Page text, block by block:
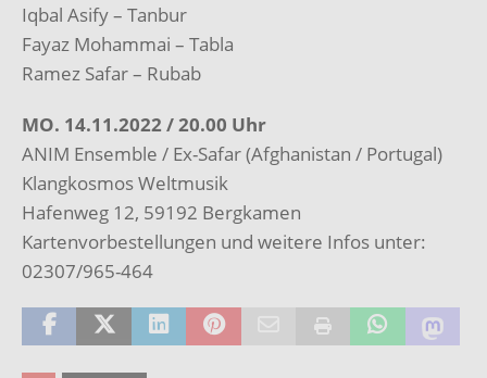
Iqbal Asify – Tanbur
Fayaz Mohammai – Tabla
Ramez Safar – Rubab
MO. 14.11.2022 / 20.00 Uhr
ANIM Ensemble / Ex-Safar (Afghanistan / Portugal)
Klangkosmos Weltmusik
Hafenweg 12, 59192 Bergkamen
Kartenvorbestellungen und weitere Infos unter:
02307/965-464